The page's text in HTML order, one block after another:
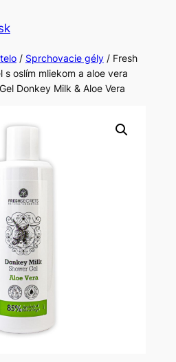
/ Sprchovacie gély/ Fresh
oslím mliekom a aloe vera
Donkey Milk & Aloe Vera